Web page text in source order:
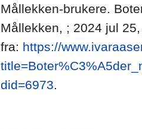
Mållekken-brukere.
Mållekken, ; 2024 jul
fra: https://
did=6973.